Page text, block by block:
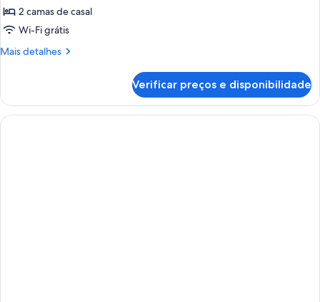
2 camas de casal
Wi-Fi grátis
Mais detalhes
Mais
Building
Twin
Room
Verificar preços e disponibilidade